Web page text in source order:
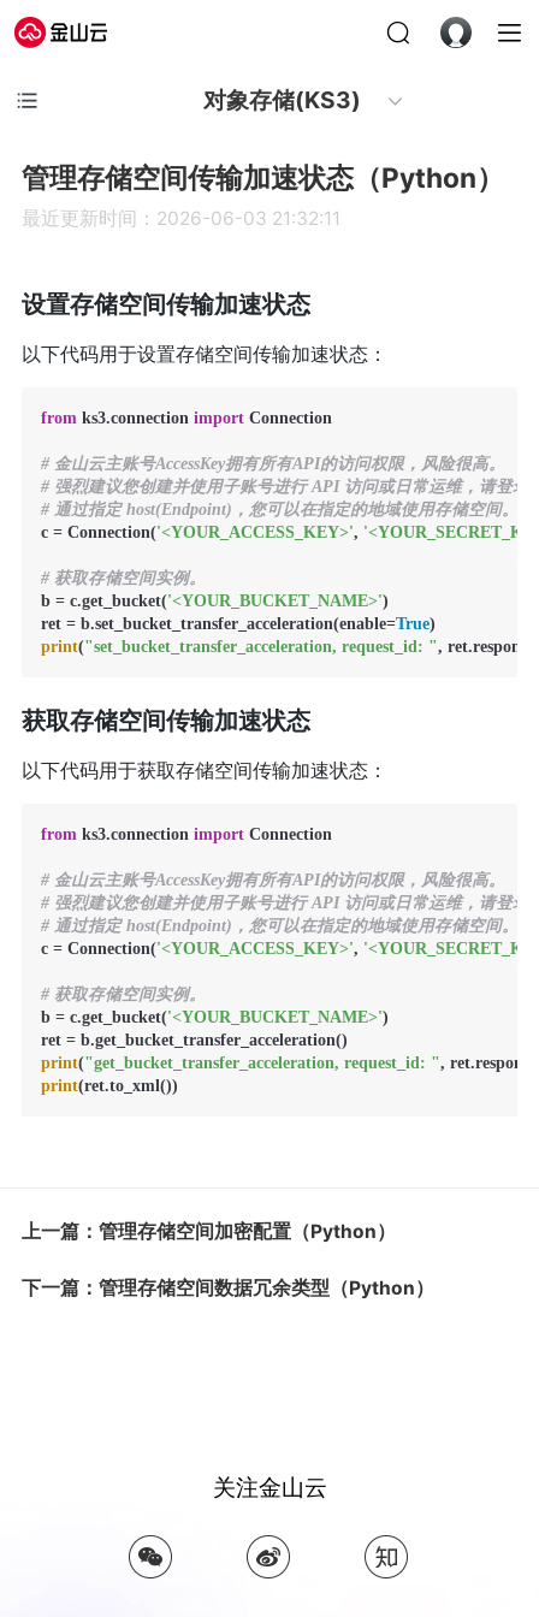
对象存储(KS3)
管理存储空间传输加速状态（Python）
最近更新时间：2026-06-03 21:32:11
设置存储空间传输加速状态
以下代码用于设置存储空间传输加速状态：
from ks3.connection import Connection
# 金山云主账号AccessKey拥有所有API的访问权限，风险很高。
# 强烈建议您创建并使用子账号进行 API 访问或日常运维，请登录
# 通过指定 host(Endpoint)，您可以在指定的地域使用存储空间。
c = Connection('<YOUR_ACCESS_KEY>',
# 获取存储空间实例。
b = c.get_bucket('<YOUR_BUCKET_NAME>')
ret = b.set_bucket_transfer_acceleration(enable=True
print("set_bucket_transfer_acceleration, request_id: ",
获取存储空间传输加速状态
以下代码用于获取存储空间传输加速状态：
from ks3.connection import Connection
# 金山云主账号AccessKey拥有所有API的访问权限，风险很高。
# 强烈建议您创建并使用子账号进行 API 访问或日常运维，请登录
# 通过指定 host(Endpoint)，您可以在指定的地域使用存储空间。
c = Connection('<YOUR_ACCESS_KEY>',
# 获取存储空间实例。
b = c.get_bucket('<YOUR_BUCKET_NAME>')
print("get_bucket_transfer_acceleration, request_id: "
print(ret.to_xml())
上一篇：管理存储空间加密配置（Python）
下一篇：管理存储空间数据冗余类型（Python）
关注金山云